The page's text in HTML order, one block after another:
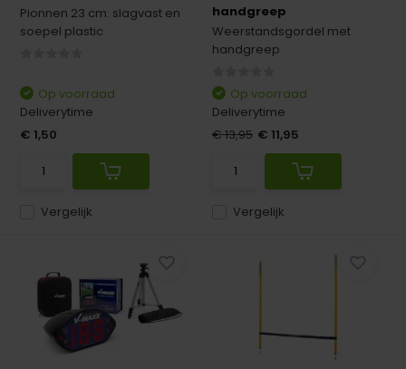
Pionnen 23 cm: slagvast en
soepel plastic
Vergelijk
Op voorraad
Deliverytime
€ 1,50
handgreep
Weerstandsgordel met
handgreep
Vergelijk
Op voorraad
Deliverytime
€ 13,95 € 11,95